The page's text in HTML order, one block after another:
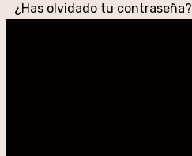
¿Has olvidado tu contraseña?